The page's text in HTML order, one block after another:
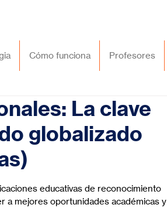
Cómo funciona Profesores
La clave
globalizado
educativas de reconocimiento
a mejores oportunidades académicas y